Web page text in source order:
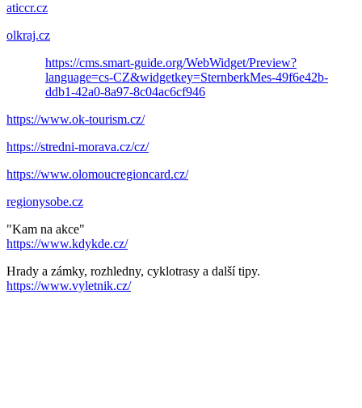
aticcr.cz
olkraj.cz
https://cms.smart-guide.org/WebWidget/Preview?
language=cs-CZ&widgetkey=SternberkMes-49f6e42b-
ddb1-42a0-8a97-8c04ac6cf946
https://www.ok-tourism.cz/
https://stredni-morava.cz/cz/
https://www.olomoucregioncard.cz/
regionysobe.cz
"Kam na akce"
https://www.kdykde.cz/
Hrady a zámky, rozhledny, cyklotrasy a další tipy.
https://www.vyletnik.cz/